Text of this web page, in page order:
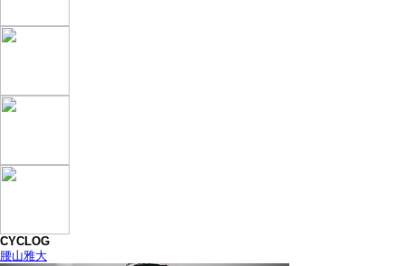
CYCLOG
腰山雅大